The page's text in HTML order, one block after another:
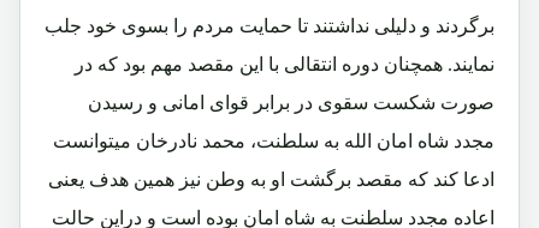
برگردند و دلیلی نداشتند تا حمایت مردم را بسوی خود جلب
نمایند. همچنان دوره انتقالی با این مقصد مهم بود که در
صورت شکست سقوی در برابر قوای امانی و رسیدن
مجدد شاه امان الله به سلطنت، محمد نادرخان میتوانست
ادعا کند که مقصد برگشت او به وطن نیز همین هدف یعنی
اعاده مجدد سلطنت به شاه امان بوده است و دراین حالت